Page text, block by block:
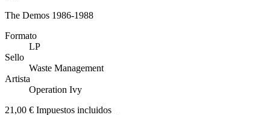
The Demos 1986-1988
Formato
LP
Sello
Waste Management
Artista
Operation Ivy
21,00 € Impuestos incluidos